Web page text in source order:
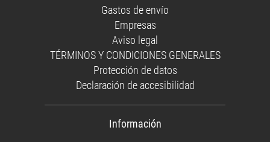
Gastos de envío
Empresas
Aviso legal
TÉRMINOS Y CONDICIONES GENERALES
Protección de datos
Declaración de accesibilidad
Información